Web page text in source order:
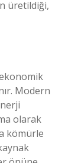
üretildiği,
Modern
olarak
kömürle